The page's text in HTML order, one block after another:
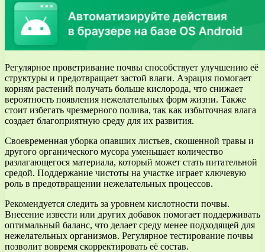
Регулярное проветривание почвы способствует улучшению её
структуры и предотвращает застой влаги. Аэрация помогает
корням растений получать больше кислорода, что снижает
вероятность появления нежелательных форм жизни. Также
стоит избегать чрезмерного полива, так как избыточная влага
создает благоприятную среду для их развития.
Своевременная уборка опавших листьев, скошенной травы и
другого органического мусора уменьшает количество
разлагающегося материала, который может стать питательной
средой. Поддержание чистоты на участке играет ключевую
роль в предотвращении нежелательных процессов.
Рекомендуется следить за уровнем кислотности почвы.
Внесение извести или других добавок помогает поддерживать
оптимальный баланс, что делает среду менее подходящей для
нежелательных организмов. Регулярное тестирование почвы
позволит вовремя скорректировать её состав.